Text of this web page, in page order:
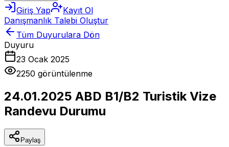
Giriş Yap
Kayıt Ol
Danışmanlık Talebi Oluştur
Tüm Duyurulara Dön
Duyuru
23 Ocak 2025
2250 görüntülenme
24.01.2025 ABD B1/B2 Turistik Vize
Randevu Durumu
Paylaş